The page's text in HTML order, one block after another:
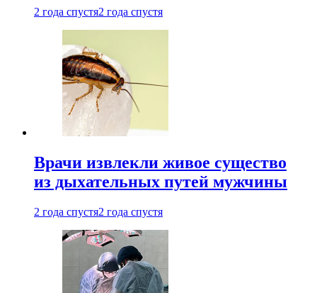
2 года спустя2 года спустя
Врачи извлекли живое существо
из дыхательных путей мужчины
2 года спустя2 года спустя